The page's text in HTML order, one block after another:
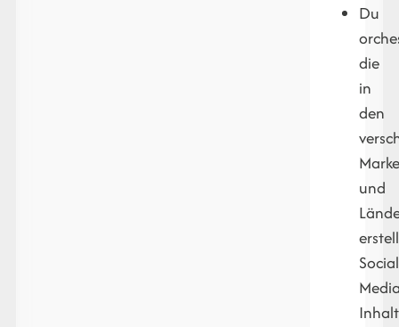
Du
die
in
den
und